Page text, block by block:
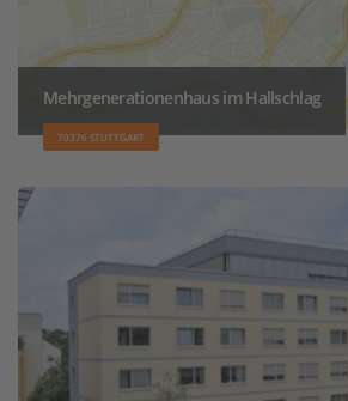
Mehrgenerationenhaus im Hallschlag
70376 STUTTGART